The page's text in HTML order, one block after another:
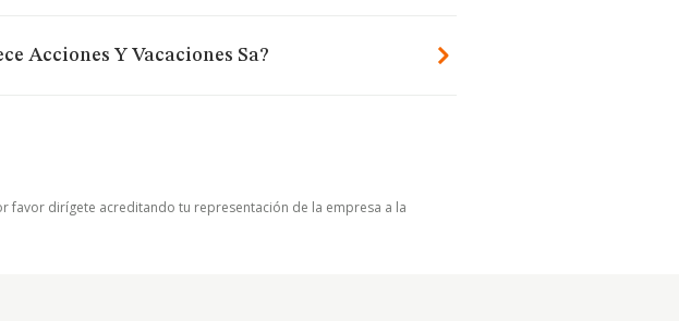
Acciones Y Vacaciones Sa?
favor dirígete acreditando tu representación de la empresa a la